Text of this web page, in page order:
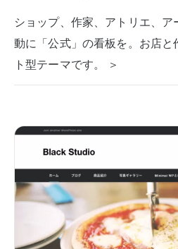
ショップ、作家、アトリエ、
動に「公式」の看板を。お店と
ト型テーマです。 ＞